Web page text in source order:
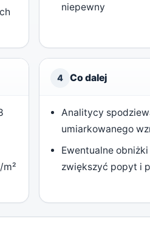
niepewny
m²
4 Co dalej
Analitycy
umiarkowanego
Ewentualne
zwiększyć popyt i